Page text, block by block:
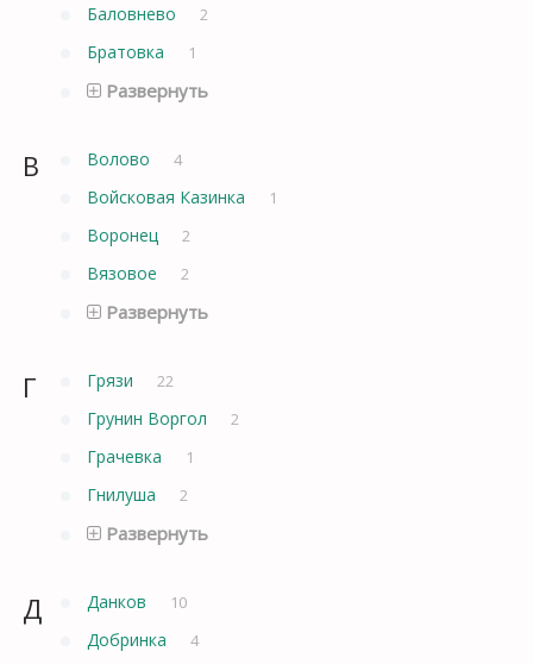
Баловнево 2
Братовка 1
Развернуть
В Волово 4
Войсковая Казинка 1
Воронец 2
Вязовое 2
Развернуть
Г Грязи 22
Грунин Воргол 2
Грачевка 1
Гнилуша 2
Развернуть
Д Данков 10
Добринка 4